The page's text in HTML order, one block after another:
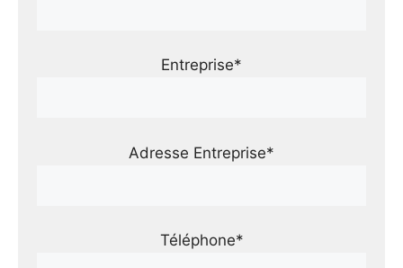
Entreprise*
Adresse Entreprise*
Téléphone*